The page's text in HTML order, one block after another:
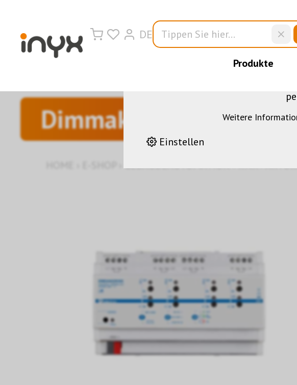
DE
Produkte
Dimmaktoren
GEBÄUDEAUTOMATION›KNX›
DIESE
Wir nutzen auf unserer
korrekten Betrieb der Website,
andere helfen uns dabei, die
Weitere
Einstellen